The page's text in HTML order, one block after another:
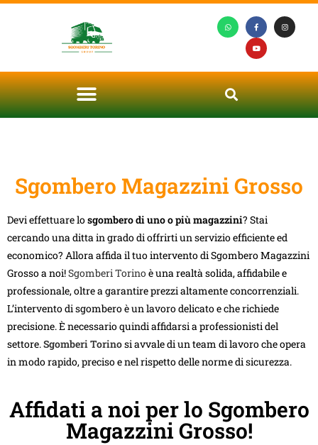
Sgombero Magazzini Grosso
Devi effettuare losgombero di uno o più magazzini? Stai
cercando una ditta in grado di offrirti un servizio efficiente ed
economico? Allora affida il tuo intervento di Sgombero Magazzini
Grosso a noi!Sgomberi Torinoè una realtà solida, affidabile e
professionale, oltre a garantire prezzi altamente concorrenziali.
L’intervento di sgombero è un lavoro delicato e che richiede
precisione. È necessario quindi affidarsi a professionisti del
settore.Sgomberi Torinosi avvale di un team di lavoro che opera
in modo rapido, preciso e nel rispetto delle norme di sicurezza.
Affidati a noi per lo Sgombero
Magazzini Grosso!